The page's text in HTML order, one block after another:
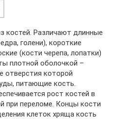
костей. Различают длинные
голени), короткие
(кости черепа, лопатки)
плотной оболочкой –
отверстия которой
питающие кость.
рост костей в
при переломе. Концы кости
клеток хряща кость